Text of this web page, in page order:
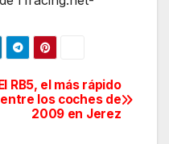
RB5, el más rápido
entre los coches de
2009 en Jerez